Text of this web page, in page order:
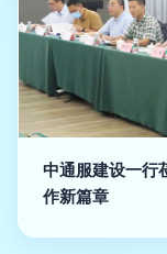
中通服建设一行
作新篇章